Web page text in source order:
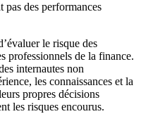
pas des performances
le risque des
professionnels de la finance.
internautes non
les connaissances et la
propres décisions
les risques encourus.